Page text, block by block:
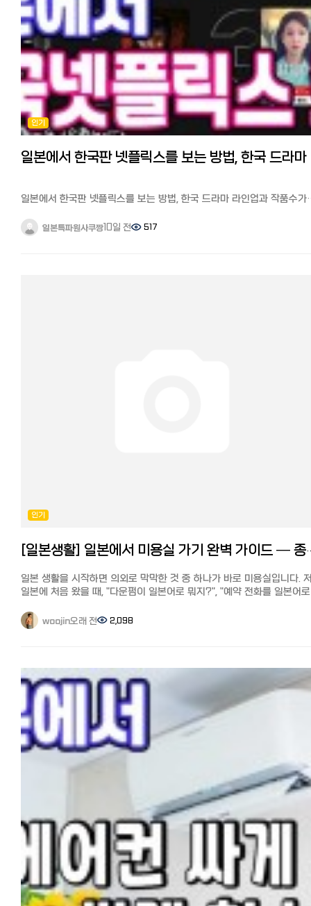
인기
일본에서 한국판 넷플릭스를 보는 방법, 한국 드라마 라인업과 작품수가
커뮤니티 '일본 한국인 모임'과 '일한모 사이트'를 운영하고 있는
관리자입니다. 일본에서 한국방송 보는 법에 대한 질문들이 자주
계정에 등록된 국가는 다른 국가로 이동하지 않는 한 변경할 수 없습니
확인해 주세요. 정리하면, 한국과 일본에서 넷플릭스 라인업이 다른 가장
큰 이유는 작품별·국가별로 제공 권한(라이선스)이 다르기 때문입니다.
1. 배포 권한이 국가별로 판매되기 때문에 영화사와 방송사는 작품의
배급권을 국가별로 판매하는 것이 일반적입니다. 예를 들어, 일본의 한
있다면, 넷플릭스 일본에서는 제공할 수 없습니다. 반면 한국에서는 그
애니메이션, 일본 드라마, 국내 영화 라인업이 풍부합니다.
3. 타사와의 독점 계약 일본에서는 한국 드라마가 넷플릭스 외의 서비스
(U‑NEXT, Disney+, Lemino 등)에서 독점 스트리밍되는 경우가 있습
그 결과, 일본판 넷플릭스에는 없던 작품이 탄생합니다.
한일 넷플릭스의 특징과 한국 드라마 작품수
같은 날의 일본판 넷플릭스홈 화면 같은 날의 한국판 넷플릭스홈 화면
같은 날의 일본판과 한국판 넷플릭스홈 화면을 보면 표시되는 라인업도
당연히 오늘의 TOP10도 다릅니다. 위에서 설명한 대로, 한국판
넷플릭스는 한국 드라마와 한국 영화 등 스트리밍 수가 일본판보다
그렇다면, 과연 얼마나 많은 작품이 있을까요? 한일 넷플릭스의 특징도
함께 정리해서 설명하겠습니다.
한국 버전 넷플릭스의 특징과 작품수 한국 드라마: 약 700~1,000 작품
한국 영화·버라이어티도 매우 풍부 한국의 방송사(tvN, JTBC, SBS 등)의
작품이 비교적 많다 일본 버전 넷플릭스의 특징과 작품수 한국 드라마: 약
500~700 작품 ‘오징어 게임’, ‘눈물의 여왕’, ‘수고했어’ 등 Netflix
오리지널 작품은 거의 동일 일본 애니메이션, 일본 드라마, 국내 영화가 풍성
일부 한국 내용 작품이나 구작은 제공되지 않을 수 있다 즉, 한국판이 약
일본특파원사쿠짱 10일 전 517
인기
[일본생활] 일본에서 미용실
일본 생활을 시작하면 의외로 막막한 것 중 하나가 바로 미용실입니다.
일본에 처음 왔을 때, "다운펌이 일본어로 뭐지?", "예약 전화를 일본어로
들어갈 때까지 참았던 경험이 있습니다. 그런데 알고 보면 일본 미용실도
종류와 예약 방법만 익혀두면 생각보다 어렵지 않습니다. 오늘은 일본에
전국에 지점을 둔 프랜차이즈형 미용실입니다. 가격·서비스가 일정하고
예약 시스템이 잘 되어 있어 초보자에게 무난합니다. 다만 지점·디자이
따라 실력 편차가 있습니다. 2. 개인 (프라이빗)
디자이너 개인이 운영하는 소규모 . 섬세한 시술과 트렌디한 스타일이
강점이라 일본 감성·트렌드 컷을 원하면 추천. 단, 인기 디자이너는 예약
빡빡합니다. 3. 한국계·한국식 미용실
신오쿠보(도쿄), 츠루하시(오사카) 등 한인타운 중심으로 분포.한국어가
통하고 한국식 펌·컷이 가능해 가장 마음 편한 선택지입니다. 다만 지역·
1,000~1,500엔대로 커트만 빠르게. 펌·염색은 안 되지만 앞머리·간단
(まつエクサロン)으로 따로 운영되는 경우가 많습니다. - 시술 일본어 용어
- 현장에서 이 단어들만 알아도 절반은 성공입니다. 한국어 일본어 커트
カット (캇토) 다운펌(자연스러운 펌) ストレートパーマ (스토레토파마)
매직(강한 직모교정) 縮毛矯正 (슈쿠모쿄세이) 일반 펌 パーマ (파마) 염색
カラー (카라) 뿌리염색 リタッチカラー (리탓치카라) 탈색 ブリーチ
(브리치) 트리트먼트 トリートメント 기장은 유지해주세요 長さはキープで
(나가사와 키프데) 앞머리만 정리 前髪だけ整えて (마에가미다케) - 예약
woojin오래 전 2,098